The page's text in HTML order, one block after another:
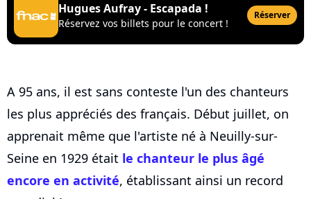
Hugues Aufray - Escapada !
Réservez vos billets pour le concert !
Réserver
A 95 ans, il est sans conteste l'un des chanteurs
les plus appréciés des français. Début juillet, on
apprenait même que l'artiste né à Neuilly-sur-
Seine en 1929 était le chanteur le plus âgé
encore en activité, établissant ainsi un record